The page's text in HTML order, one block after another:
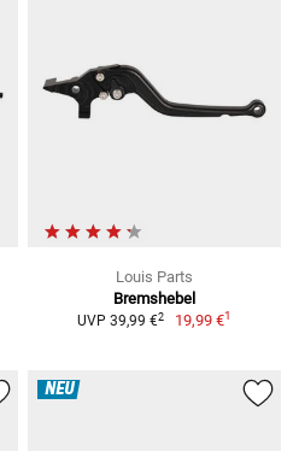
Louis Parts
Bremshebel
UVP 39,99 €2 19,99 €1
NEU